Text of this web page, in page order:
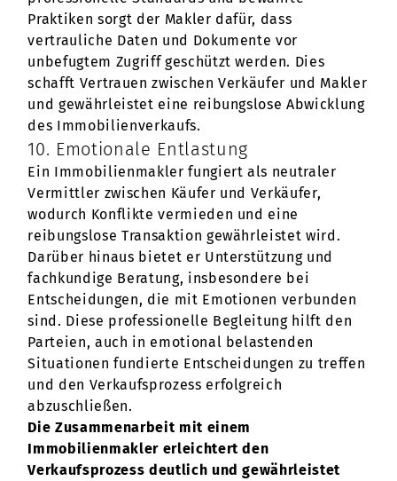
Praktiken sorgt der Makler dafür, dass
vertrauliche Daten und Dokumente vor
unbefugtem Zugriff geschützt werden. Dies
schafft Vertrauen zwischen Verkäufer und Makler
und gewährleistet eine reibungslose Abwicklung
des Immobilienverkaufs.
10. Emotionale Entlastung
Ein Immobilienmakler fungiert als neutraler
Vermittler zwischen Käufer und Verkäufer,
wodurch Konflikte vermieden und eine
reibungslose Transaktion gewährleistet wird.
Darüber hinaus bietet er Unterstützung und
fachkundige Beratung, insbesondere bei
Entscheidungen, die mit Emotionen verbunden
sind. Diese professionelle Begleitung hilft den
Parteien, auch in emotional belastenden
Situationen fundierte Entscheidungen zu treffen
und den Verkaufsprozess erfolgreich
abzuschließen.
Die Zusammenarbeit mit einem
Immobilienmakler erleichtert den
Verkaufsprozess deutlich und gewährleistet